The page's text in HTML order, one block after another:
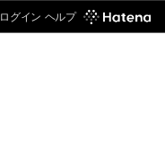
ログイン ヘルプ